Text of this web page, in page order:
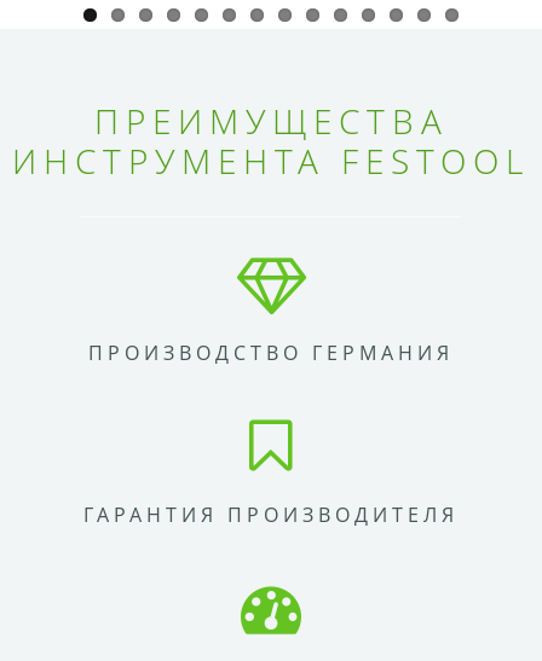
ПРЕИМУЩЕСТВА
ИНСТРУМЕНТА FESTOOL
ПРОИЗВОДСТВО ГЕРМАНИЯ
ГАРАНТИЯ ПРОИЗВОДИТЕЛЯ